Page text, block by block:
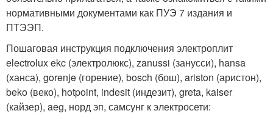
нормативными документами как ПУЭ 7 издания и
ПТЭЭП.
Пошаговая инструкция подключения электроплит
electrolux ekc (электролюкс), zanussi (занусси), hansa
(ханса), gorenje (горение), bosch (бош), ariston (аристон),
beko (веко), hotpoint, indesit (индезит), greta, kaiser
(кайзер), aeg, норд эп, самсунг к электросети: